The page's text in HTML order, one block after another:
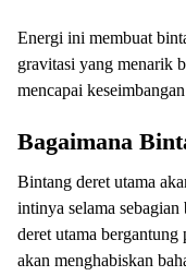
Energi ini membuat
gravitasi yang menarik
mencapai
Bagaimana
Bintang deret utama
intinya selama
deret utama
akan menghabiskan